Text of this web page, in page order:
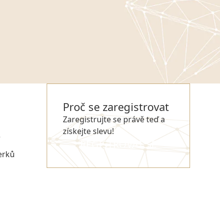
Proč se zaregistrovat
Zaregistrujte se právě teď a
získejte slevu!
REGISTROVAT SE